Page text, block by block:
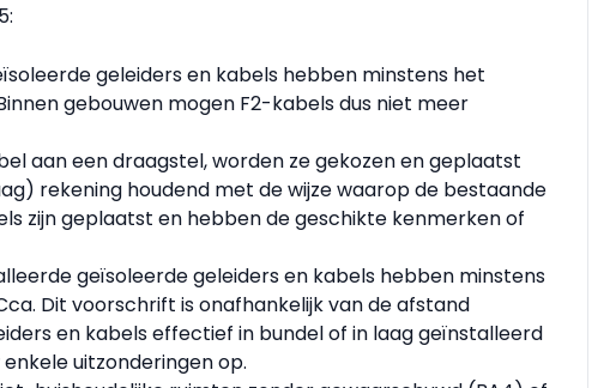
geleiders en kabels hebben minstens het
gebouwen mogen F2-kabels dus niet meer
aan een draagstel, worden ze gekozen en geplaatst
rekening houdend met de wijze waarop de bestaande
zijn geplaatst en hebben de geschikte kenmerken of
geïsoleerde geleiders en kabels hebben minstens
Dit voorschrift is onafhankelijk van de afstand
en kabels effectief in bundel of in laag geïnstalleerd
enkele uitzonderingen op.